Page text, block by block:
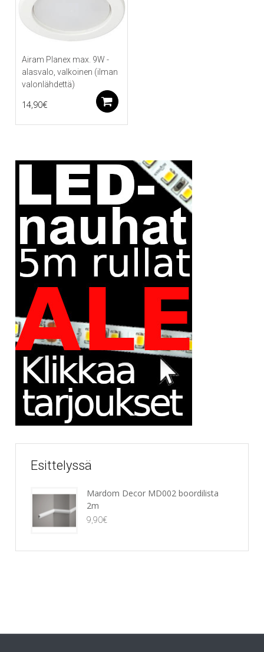
Airam Planex max. 9W -
alasvalo, valkoinen (ilman
valonlähdettä)
14,90€
Esittelyssä
Mardom Decor MD002 boordilista
2m
9,90€